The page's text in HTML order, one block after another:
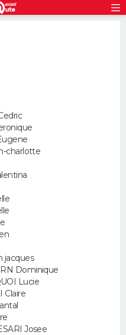
charlotte
jacques
Dominique
Lucie
Claire
Josee